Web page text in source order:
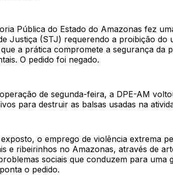
Pública do Estado do Amazonas fez
Justiça (STJ) requerendo a proibição do
a prática compromete a segurança da
O pedido foi negado.
de segunda-feira, a DPE-AM
para destruir as balsas usadas na
exposto, o emprego de violência extrema
e ribeirinhos no Amazonas, através de
sociais que conduzem para uma
o pedido.